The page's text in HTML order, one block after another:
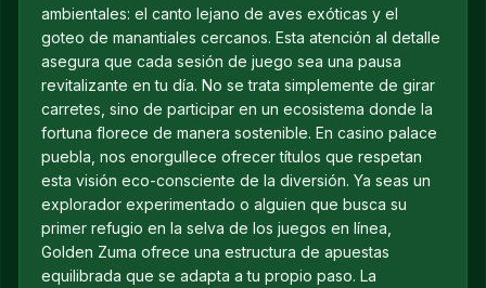
ambientales: el canto lejano de aves exóticas y el
goteo de manantiales cercanos. Esta atención al detalle
asegura que cada sesión de juego sea una pausa
revitalizante en tu día. No se trata simplemente de girar
carretes, sino de participar en un ecosistema donde la
fortuna florece de manera sostenible. En casino palace
puebla, nos enorgullece ofrecer títulos que respetan
esta visión eco-consciente de la diversión. Ya seas un
explorador experimentado o alguien que busca su
primer refugio en la selva de los juegos en línea,
Golden Zuma ofrece una estructura de apuestas
equilibrada que se adapta a tu propio paso. La